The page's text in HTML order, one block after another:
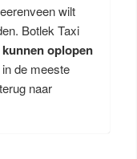
wilt
Botlek Taxi
oplopen
de meeste
naar